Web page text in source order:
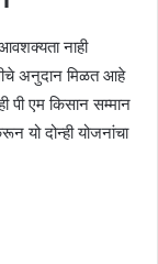
नाही
अनुदान मिळत आहे
पी एम किसान सम्मान
यो दोन्ही योजनांचा